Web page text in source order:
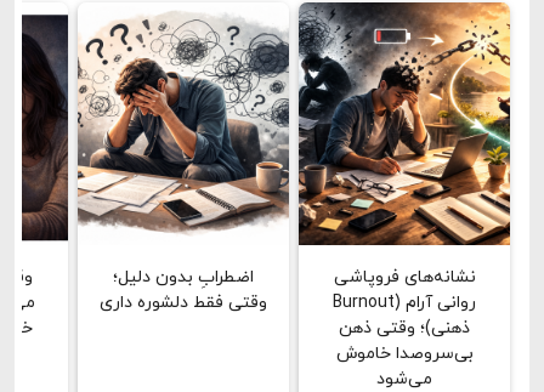
نشانه‌های فروپاشی
روانی آرام (Burnout
ذهنی)؛ وقتی ذهن
بی‌سروصدا خاموش
می‌شود
اضطرابِ بدون دلیل؛
وقتی فقط دلشوره داری
خشن